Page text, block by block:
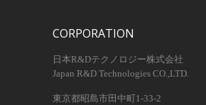
CORPORATION
日本R&Dテクノロジー株式会社
Japan R&D Technologies CO.,LTD.
東京都昭島市田中町1-33-2